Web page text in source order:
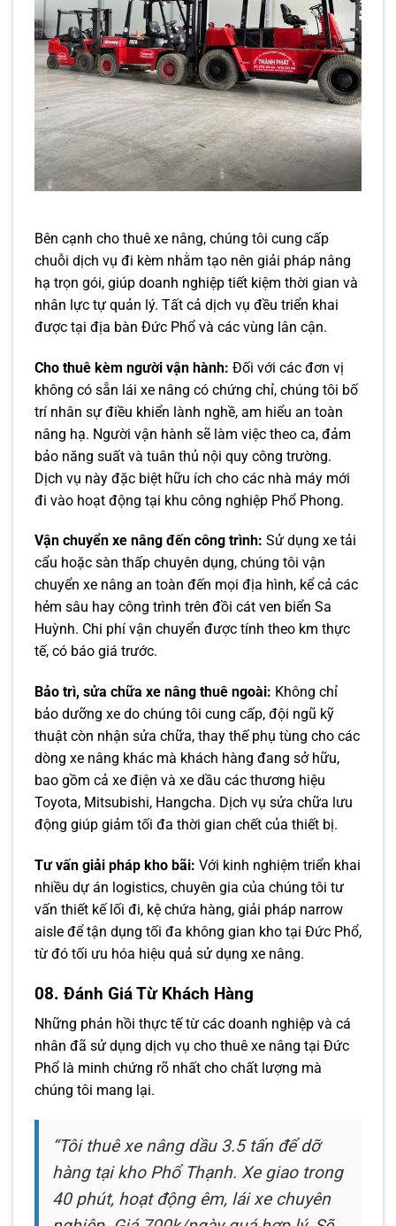
Bên cạnh cho thuê xe nâng, chúng tôi cung cấp
chuỗi dịch vụ đi kèm nhằm tạo nên giải pháp nâng
hạ trọn gói, giúp doanh nghiệp tiết kiệm thời gian và
nhân lực tự quản lý. Tất cả dịch vụ đều triển khai
được tại địa bàn Đức Phổ và các vùng lân cận.
Cho thuê kèm người vận hành: Đối với các đơn vị
không có sẵn lái xe nâng có chứng chỉ, chúng tôi bố
trí nhân sự điều khiển lành nghề, am hiểu an toàn
nâng hạ. Người vận hành sẽ làm việc theo ca, đảm
bảo năng suất và tuân thủ nội quy công trường.
Dịch vụ này đặc biệt hữu ích cho các nhà máy mới
đi vào hoạt động tại khu công nghiệp Phổ Phong.
Vận chuyển xe nâng đến công trình: Sử dụng xe tải
cẩu hoặc sàn thấp chuyên dụng, chúng tôi vận
chuyển xe nâng an toàn đến mọi địa hình, kể cả các
hẻm sâu hay công trình trên đồi cát ven biển Sa
Huỳnh. Chi phí vận chuyển được tính theo km thực
tế, có báo giá trước.
Bảo trì, sửa chữa xe nâng thuê ngoài: Không chỉ
bảo dưỡng xe do chúng tôi cung cấp, đội ngũ kỹ
thuật còn nhận sửa chữa, thay thế phụ tùng cho các
dòng xe nâng khác mà khách hàng đang sở hữu,
bao gồm cả xe điện và xe dầu các thương hiệu
Toyota, Mitsubishi, Hangcha. Dịch vụ sửa chữa lưu
động giúp giảm tối đa thời gian chết của thiết bị.
Tư vấn giải pháp kho bãi: Với kinh nghiệm triển khai
nhiều dự án logistics, chuyên gia của chúng tôi tư
vấn thiết kế lối đi, kệ chứa hàng, giải pháp narrow
aisle để tận dụng tối đa không gian kho tại Đức Phổ,
từ đó tối ưu hóa hiệu quả sử dụng xe nâng.
08. Đánh Giá Từ Khách Hàng
Những phản hồi thực tế từ các doanh nghiệp và cá
nhân đã sử dụng dịch vụ cho thuê xe nâng tại Đức
Phổ là minh chứng rõ nhất cho chất lượng mà
chúng tôi mang lại.
“Tôi thuê xe nâng dầu 3.5 tấn để dỡ
hàng tại kho Phổ Thạnh. Xe giao trong
40 phút, hoạt động êm, lái xe chuyên